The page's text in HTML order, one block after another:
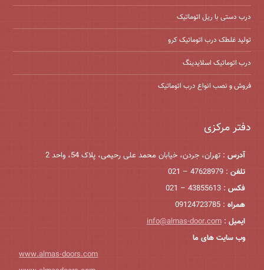
درب دستی با ریل اتوماتیک
تولید غلطک درب اتوماتیک کرو
درب اتوماتیک اسلایدینگ
فروش و نصب انواع درب اتوماتیک
دفتر مرکزی
آدرس : تهران، جردن، خیابان محمد علی رحیمی، پلاک 54، واحد 2
تلفن : 47628979 – 021
فکس : 43855613 – 021
همراه : 09124723785
ایمیل :
info@almas-door.com
وب سایت های ما
www.almas-doors.com